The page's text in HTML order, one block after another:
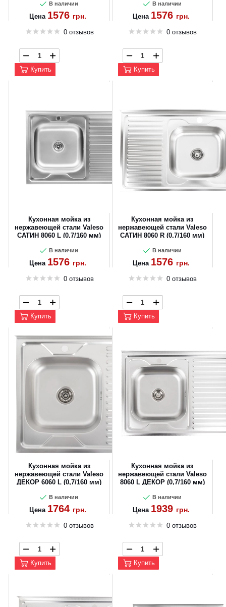
В наличии
Цена 1576 грн.
0 отзывов
Купить
В наличии
Цена 1576 грн.
0 отзывов
Купить
Кухонная мойка из
нержавеющей стали Valeso
САТИН 8060 L (0,7/160 мм)
В наличии
Цена 1576 грн.
0 отзывов
Купить
Кухонная мойка из
нержавеющей стали Valeso
САТИН 8060 R (0,7/160 мм)
В наличии
Цена 1576 грн.
0 отзывов
Купить
Кухонная мойка из
нержавеющей стали Valeso
ДЕКОР 6060 L (0,7/160 мм)
В наличии
Цена 1764 грн.
0 отзывов
Купить
Кухонная мойка из
нержавеющей стали Valeso
8060 L ДЕКОР (0,7/160 мм)
В наличии
Цена 1939 грн.
0 отзывов
Купить
OK
CANCEL